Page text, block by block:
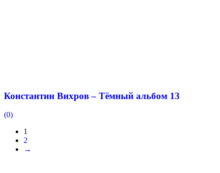
Константин Вихров – Тёмный альбом 13
(0)
1
2
→